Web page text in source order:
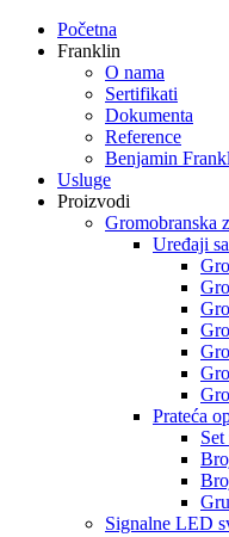
Početna
Franklin
O nama
Sertifikati
Dokumenta
Reference
Benjamin
Usluge
Proizvodi
Gromobranska
Uređaji
Prateća
Signalne LED